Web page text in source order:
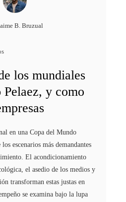
B. Bruzual
los mundiales
y como
en una Copa del Mundo
escenarios más demandantes
El acondicionamiento
el asedio de los medios y
transforman estas justas en
se examina bajo la lupa